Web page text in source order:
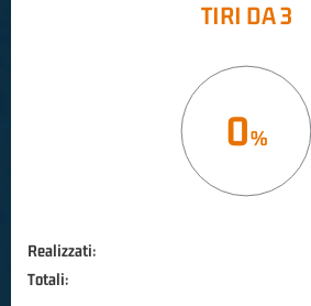
TIRI DA 3
0
Realizzati:
Totali: